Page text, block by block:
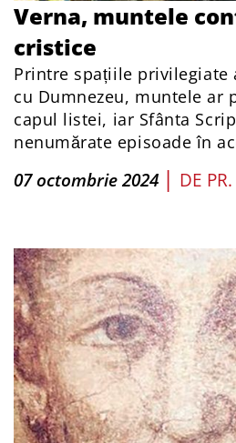
Verna, muntele
cristice
Printre spațiile
cu Dumnezeu, muntele ar
capul listei, iar Sfânta
nenumărate episoade în
07 octombrie 2024 | DE